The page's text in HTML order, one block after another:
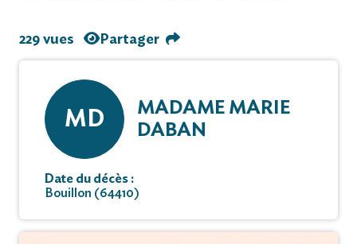
229 vues Partager
MD
MADAME MARIE
DABAN
Date du décès :
Bouillon (64410)